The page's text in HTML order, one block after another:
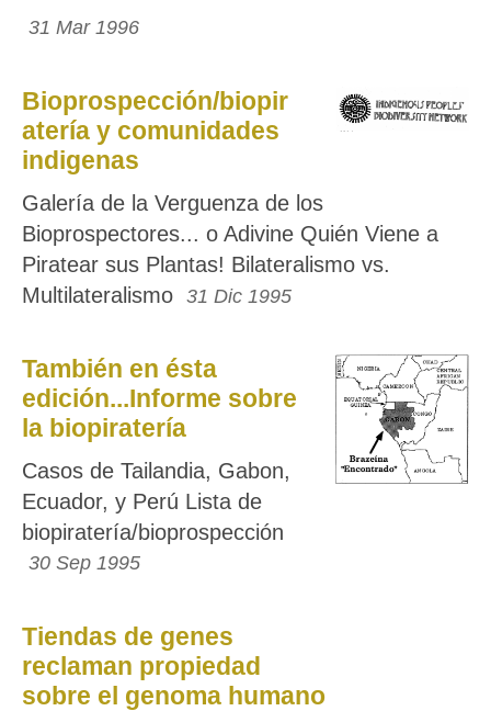
31 Mar 1996
Bioprospección/biopir
atería y comunidades
indigenas
Galería de la Verguenza de los
Bioprospectores... o Adivine Quién Viene a
Piratear sus Plantas! Bilateralismo vs.
Multilateralismo 31 Dic 1995
También en ésta
edición...Informe sobre
la biopiratería
Casos de Tailandia, Gabon,
Ecuador, y Perú Lista de
biopiratería/bioprospección
30 Sep 1995
Tiendas de genes
reclaman propiedad
sobre el genoma humano